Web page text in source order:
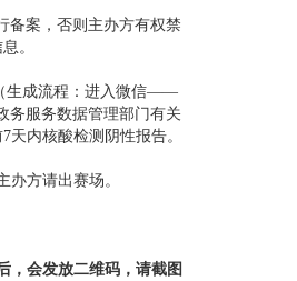
备案，否则主办方有权禁
。
生成流程：进入微信——
服务数据管理部门有关
内核酸检测阴性报告。
方请出赛场。
，会发放二维码，请截图